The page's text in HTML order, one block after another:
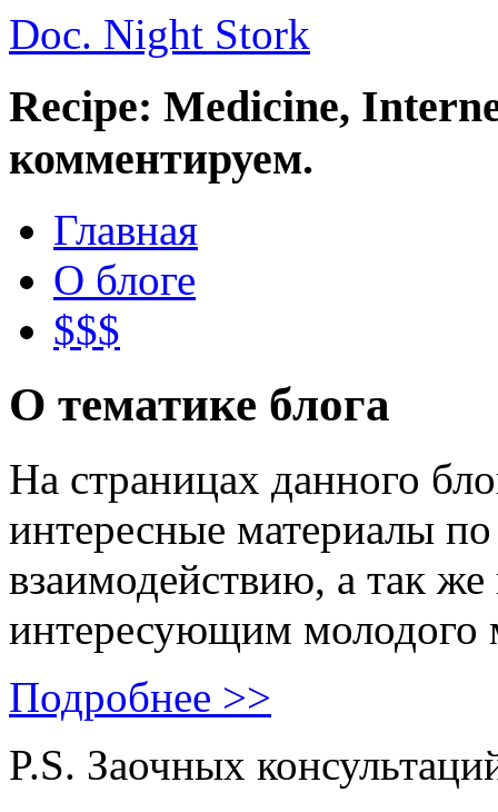
Doc. Night Stork
Recipe: Medicine,
комментируем.
Главная
О блоге
$$$
О тематике блога
На страницах данного
интересные материалы
взаимодействию, а так
интересующим молодого
Подробнее >>
P.S. Заочных